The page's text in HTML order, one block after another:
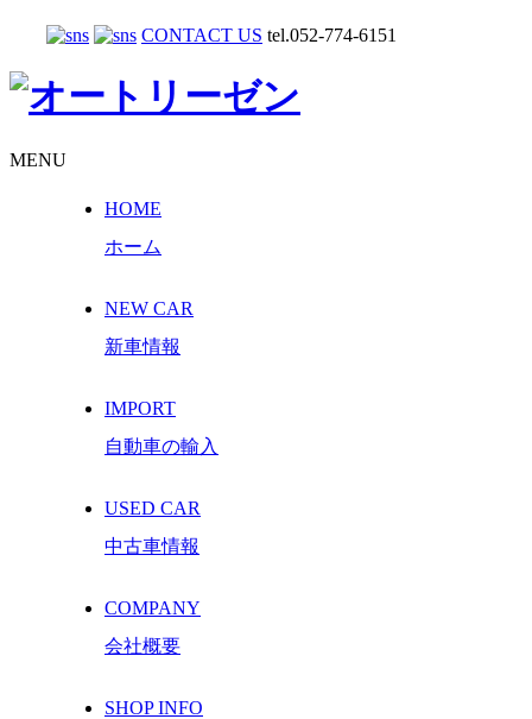
CONTACT US tel.052-774-6151
MENU
HOME
ホーム
NEW CAR
新車情報
IMPORT
自動車の輸入
USED CAR
中古車情報
COMPANY
会社概要
SHOP INFO